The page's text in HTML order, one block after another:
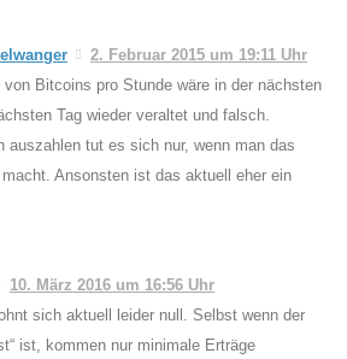
2. Februar 2015 um 19:11 Uhr
von Bitcoins pro Stunde wäre in der nächsten
Tag wieder veraltet und falsch.
auszahlen tut es sich nur, wenn man das
Ansonsten ist das aktuell eher ein
10. März 2016 um 16:56 Uhr
sich aktuell leider null. Selbst wenn der
ist, kommen nur minimale Erträge